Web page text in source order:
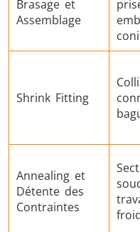
Brasage et
Assemblage
Shrink Fitting
Annealing et
Détente des
Contraintes